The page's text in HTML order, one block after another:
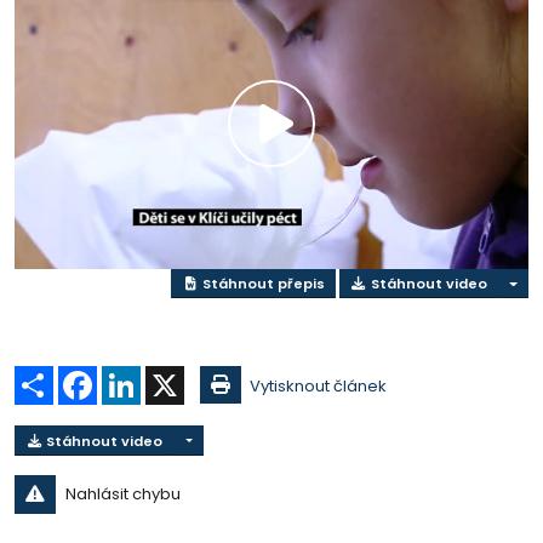
Přehrát
video
Stáhnout přepis Stáhnout video
Sdílet Facebook
LinkedIn Vytisknout článek
Stáhnout video
Nahlásit chybu